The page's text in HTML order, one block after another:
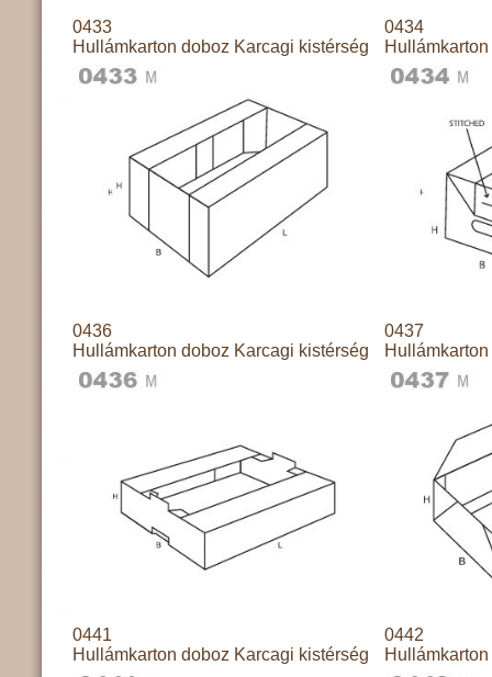
0433
Hullámkarton doboz Karcagi kistérség
0434
0436
Hullámkarton doboz Karcagi kistérség
0437
0441
Hullámkarton doboz Karcagi kistérség
0442